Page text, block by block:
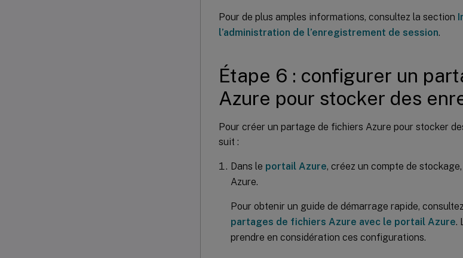
Pour de plus amples informations, consultez la section
l’administration de l’enregistrement de session.
Étape 6 : configurer un
Azure pour stocker des
Pour créer un partage de fichiers Azure pour stocker
suit :
Dans le portail Azure, créez un compte de
Azure.
Pour obtenir un guide de démarrage rapide,
partages de fichiers Azure avec le portail Azure.
prendre en considération ces configurations.